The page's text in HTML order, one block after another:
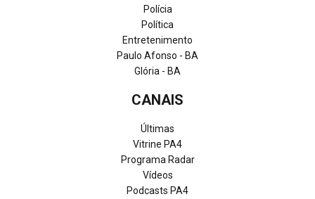
Polícia
Política
Entretenimento
Paulo Afonso - BA
Glória - BA
CANAIS
Últimas
Vitrine PA4
Programa Radar
Vídeos
Podcasts PA4